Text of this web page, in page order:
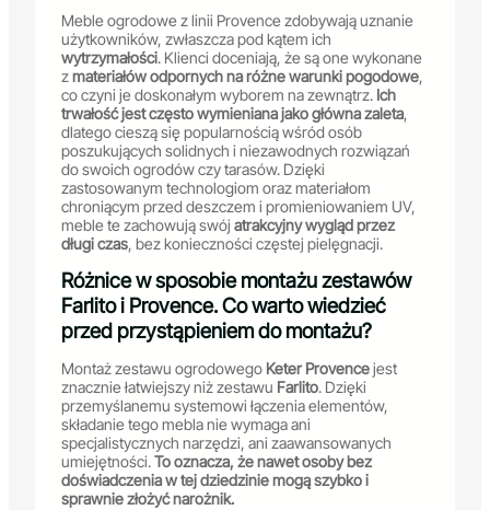
Meble ogrodowe z linii Provence zdobywają uznanie
użytkowników, zwłaszcza pod kątem ich
wytrzymałości. Klienci doceniają, że są one wykonane
zmateriałów odpornych na różne warunki pogodowe,
co czyni je doskonałym wyborem na zewnątrz. Ich
trwałość jest często wymieniana jako główna zaleta,
dlatego cieszą się popularnością wśród osób
poszukujących solidnych i niezawodnych rozwiązań
do swoich ogrodów czy tarasów. Dzięki
zastosowanym technologiom oraz materiałom
chroniącym przed deszczem i promieniowaniem UV,
meble te zachowują swój atrakcyjny wygląd przez
długi czas, bez konieczności częstej pielęgnacji.
Różnice w sposobie montażu zestawów
Farlito i Provence. Co warto wiedzieć
przed przystąpieniem do montażu?
Montaż zestawu ogrodowego Keter Provencejest
znacznie łatwiejszy niż zestawu Farlito. Dzięki
przemyślanemu systemowi łączenia elementów,
składanie tego mebla nie wymaga ani
specjalistycznych narzędzi, ani zaawansowanych
umiejętności.To oznacza, że nawet osoby bez
doświadczenia w tej dziedzinie mogą szybko i
sprawnie złożyć narożnik.